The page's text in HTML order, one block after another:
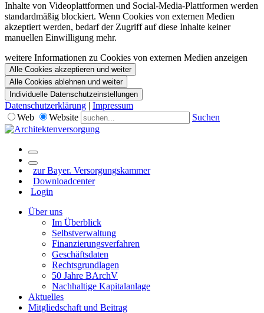
Inhalte von Videoplattformen und Social-Media-Plattformen werden
standardmäßig blockiert. Wenn Cookies von externen Medien
akzeptiert werden, bedarf der Zugriff auf diese Inhalte keiner
manuellen Einwilligung mehr.
weitere Informationen zu Cookies von externen Medien anzeigen
Alle Cookies akzeptieren und weiter
Alle Cookies ablehnen und weiter
Individuelle Datenschutzeinstellungen
Datenschutzerklärung | Impressum
Web
Website Suchen
zur Bayer. Versorgungskammer
Downloadcenter
Login
Über uns
Im Überblick
Selbstverwaltung
Finanzierungsverfahren
Geschäftsdaten
Rechtsgrundlagen
50 Jahre BArchV
Nachhaltige Kapitalanlage
Aktuelles
Mitgliedschaft und Beitrag